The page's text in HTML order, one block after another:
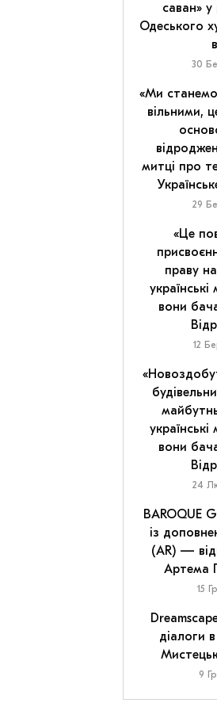
саван»
Одеського
30
«Ми
вільними,
митці про
29
«Це
праву
вони
12
вони
24
BAROQUE
із
(AR) —
Артема
15
діалоги
9